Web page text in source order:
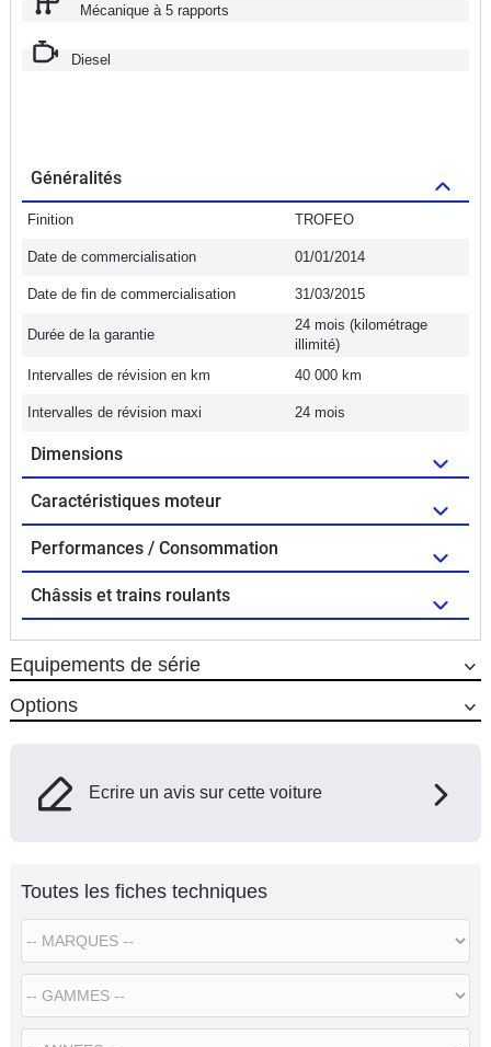
Mécanique à 5 rapports
Diesel
Généralités
Finition TROFEO
Date de commercialisation 01/01/2014
Date de fin de commercialisation 31/03/2015
Durée de la garantie
24 mois (kilométrage
illimité)
Intervalles de révision en km
40 000 km
Intervalles de révision maxi 24 mois
Dimensions
Caractéristiques moteur
Performances / Consommation
Châssis et trains roulants
Equipements de série
Options
Ecrire un avis sur cette voiture
Toutes les fiches techniques